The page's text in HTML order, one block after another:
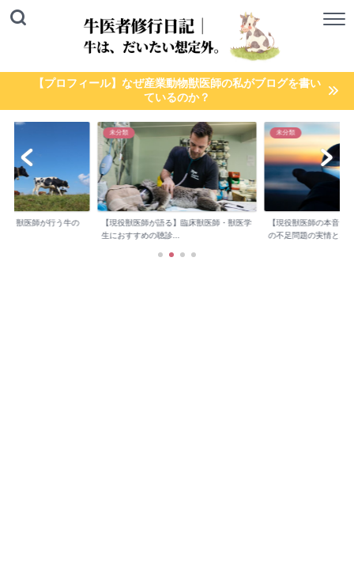
【プロフィール】なぜ産業動物獣医師の私がブログを書い
ているのか？
】獣医師が行う牛の
未分類
【現役獣医師が語る】臨床獣医師・獣医学
生におすすめの聴診...
未分類
【現役獣医師の本音】
の不足問題の実情と...